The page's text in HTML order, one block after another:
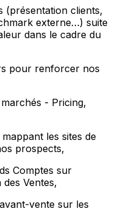
(présentation clients,
externe…) suite
dans le cadre du
pour renforcer nos
- Pricing,
les sites de
prospects,
Comptes sur
des Ventes,
vente sur les